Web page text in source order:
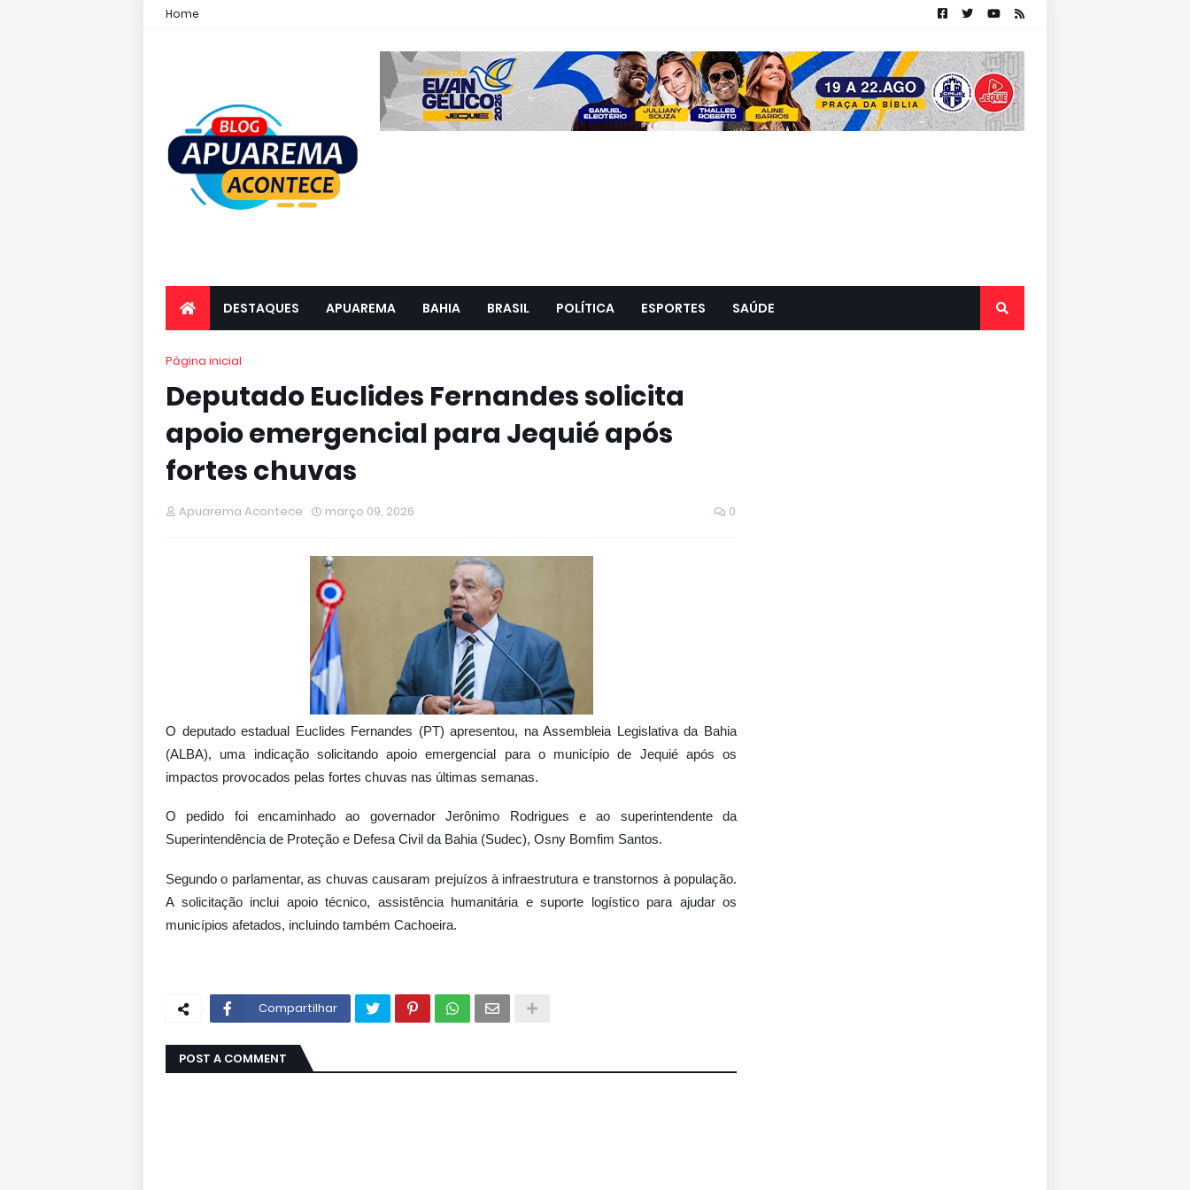
Home
DESTAQUES APUAREMA BAHIA BRASIL POLÍTICA ESPORTES SAÚDE
Página inicial
Deputado Euclides Fernandes solicita
apoio emergencial para Jequié após
fortes chuvas
Apuarema Acontece março 09, 2026 0
O deputado estadual Euclides Fernandes (PT) apresentou, na Assembleia Legislativa da Bahia
(ALBA), uma indicação solicitando apoio emergencial para o município de Jequié após os
impactos provocados pelas fortes chuvas nas últimas semanas.
O pedido foi encaminhado ao governador Jerônimo Rodrigues e ao superintendente da
Superintendência de Proteção e Defesa Civil da Bahia (Sudec), Osny Bomfim Santos.
Segundo o parlamentar, as chuvas causaram prejuízos à infraestrutura e transtornos à população.
A solicitação inclui apoio técnico, assistência humanitária e suporte logístico para ajudar os
municípios afetados, incluindo também Cachoeira.
Compartilhar
POST A COMMENT